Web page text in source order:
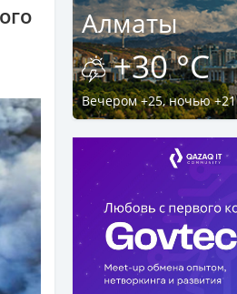
Алматы
+30 °C
Вечером +25, ночью +21